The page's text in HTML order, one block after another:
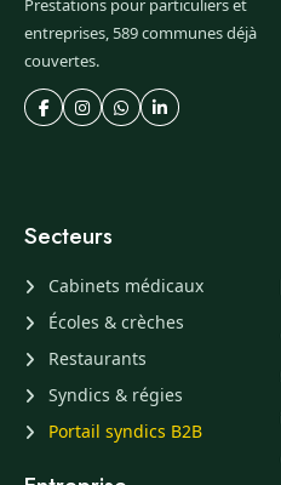
Prestations pour particuliers et
entreprises, 589 communes déjà
couvertes.
Secteurs
Cabinets médicaux
Écoles & crèches
Restaurants
Syndics & régies
Portail syndics B2B